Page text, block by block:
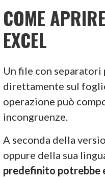
COME
EXCEL
Un file con separatori
direttamente sul
operazione può
incongruenze.
A seconda della
oppure della sua
predefinito potrebbe